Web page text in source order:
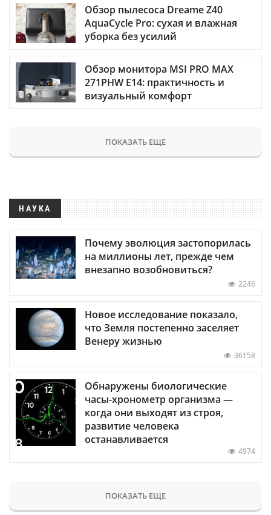
Обзор пылесоса Dreame Z40
AquaCycle Pro: сухая и влажная
уборка без усилий
Обзор монитора MSI PRO MAX
271PHW E14: практичность и
визуальный комфорт
ПОКАЗАТЬ ЕЩЕ
НАУКА
Почему эволюция застопорилась
на миллионы лет, прежде чем
внезапно возобновиться?
2246
Новое исследование показало,
что Земля постепенно заселяет
Венеру жизнью
36158
Обнаружены биологические
часы-хронометр организма —
когда они выходят из строя,
развитие человека
останавливается
4974
ПОКАЗАТЬ ЕЩЕ